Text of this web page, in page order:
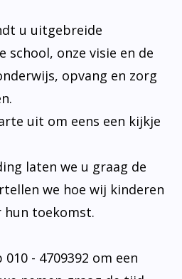
u uitgebreide
school, onze visie en de
opvang en zorg
uit om eens een kijkje
laten we u graag de
we hoe wij kinderen
hun toekomst.
- 4709392 om een